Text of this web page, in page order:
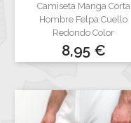
Camiseta Manga Corta
Hombre Felpa Cuello
Redondo Color
Precio
8,95 €